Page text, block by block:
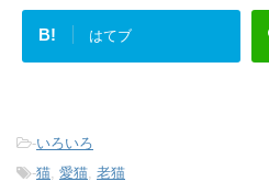
B! はてブ
-いろいろ
-猫 愛猫 老猫